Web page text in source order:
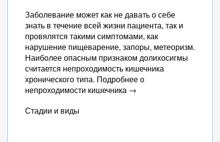
Заболевание может как не давать о себе
знать в течение всей жизни пациента, так и
провялятся такими симптомами, как
нарушение пищеварение, запоры, метеоризм.
Наиболее опасным признаком долихосигмы
считается непроходимость кишечника
хронического типа. Подробнее о
непроходимости кишечника →
Стадии и виды